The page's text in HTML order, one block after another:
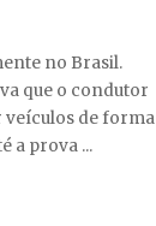
no Brasil.
que o condutor
veículos de forma
a prova ...